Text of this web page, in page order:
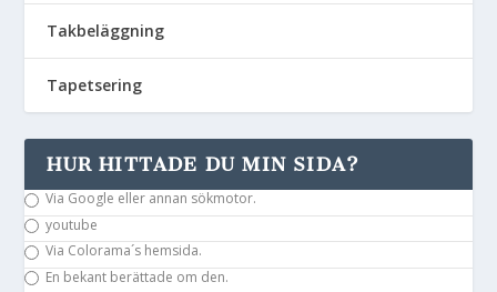
Takbeläggning
Tapetsering
HUR HITTADE DU MIN SIDA?
Via Google eller annan sökmotor.
youtube
Via Colorama´s hemsida.
En bekant berättade om den.